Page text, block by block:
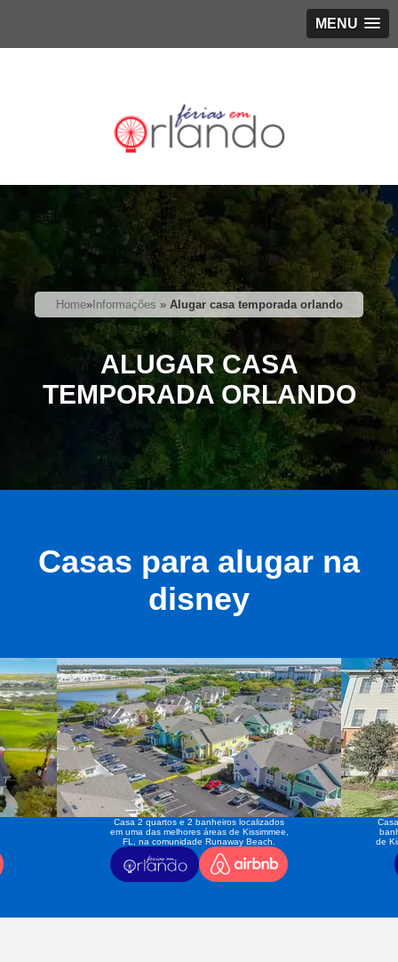
MENU
Home»Informações » Alugar casa temporada orlando
ALUGAR CASA
TEMPORADA ORLANDO
Casas para alugar na
disney
Casa 2 quartos e 2 banheiros localizados
em uma das melhores áreas de Kissimmee,
FL, na comunidade Runaway Beach.
de